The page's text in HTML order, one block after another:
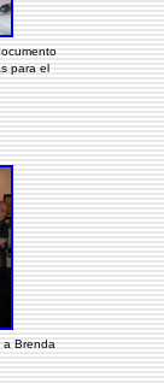
para el
a Brenda